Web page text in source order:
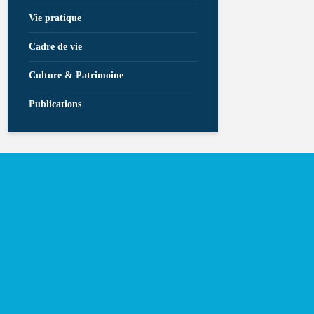
Vie pratique
Cadre de vie
Culture & Patrimoine
Publications